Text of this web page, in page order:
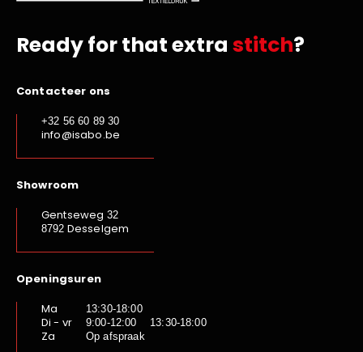
Ready for that extra stitch?
Contacteer ons
+32 56 60 89 30
info@isabo.be
Showroom
Gentseweg 32
8792 Desselgem
Openingsuren
Ma
13:30-18:00
Di - vr 9:00-12:00 13:30-18:00
Za Op afspraak